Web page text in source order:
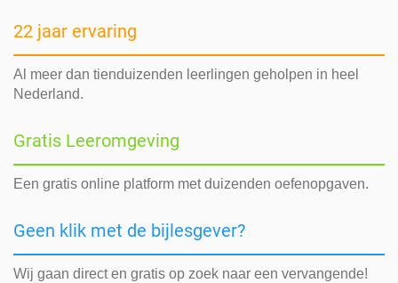
22 jaar ervaring
Al meer dan tienduizenden leerlingen geholpen in heel
Nederland.
Gratis Leeromgeving
Een gratis online platform met duizenden oefenopgaven.
Geen klik met de bijlesgever?
Wij gaan direct en gratis op zoek naar een vervangende!